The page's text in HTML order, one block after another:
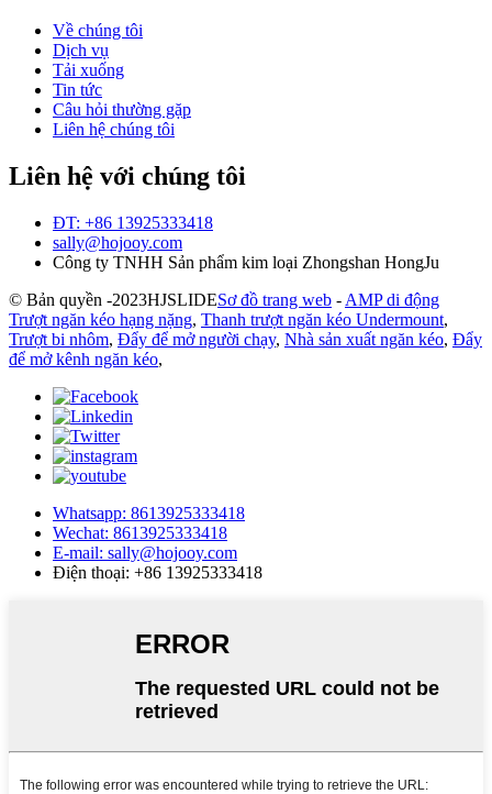
Về chúng tôi
Dịch vụ
Tải xuống
Tin tức
Câu hỏi thường gặp
Liên hệ chúng tôi
Liên hệ với chúng tôi
ĐT: +86 13925333418
sally@hojooy.com
Công ty TNHH Sản phẩm kim loại Zhongshan HongJu
© Bản quyền -2023HJSLIDESơ đồ trang web - AMP di động
Trượt ngăn kéo hạng nặng, Thanh trượt ngăn kéo Undermount,
Trượt bi nhôm, Đẩy để mở người chạy, Nhà sản xuất ngăn kéo, Đẩy
để mở kênh ngăn kéo,
Whatsapp: 8613925333418
Wechat: 8613925333418
E-mail: sally@hojooy.com
Điện thoại: +86 13925333418